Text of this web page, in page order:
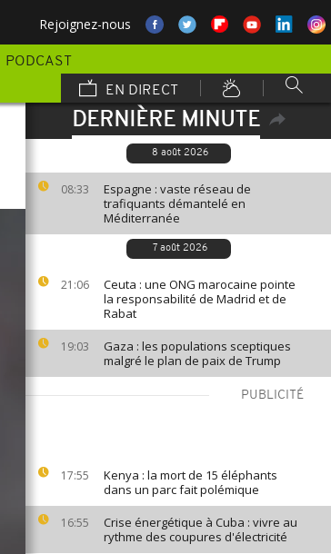
Rejoignez-nous
PODCAST
EN DIRECT
DERNIÈRE MINUTE
8 août 2026
08:33
Espagne : vaste réseau de
trafiquants démantelé en
Méditerranée
7 août 2026
21:06
Ceuta : une ONG marocaine pointe
la responsabilité de Madrid et de
Rabat
19:03
Gaza : les populations sceptiques
malgré le plan de paix de Trump
PUBLICITÉ
17:55
Kenya : la mort de 15 éléphants
dans un parc fait polémique
16:55
Crise énergétique à Cuba : vivre au
rythme des coupures d'électricité